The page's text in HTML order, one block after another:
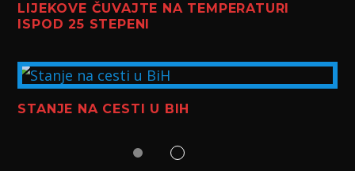
LIJEKOVE ČUVAJTE NA TEMPERATURI
ISPOD 25 STEPENI
STANJE NA CESTI U BIH